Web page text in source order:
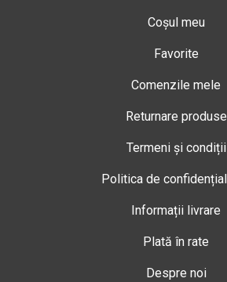
Coșul meu
Favorite
Comenzile mele
Returnare produse
Termeni și condiții
Politica de
Informații livrare
Plată în rate
Despre noi